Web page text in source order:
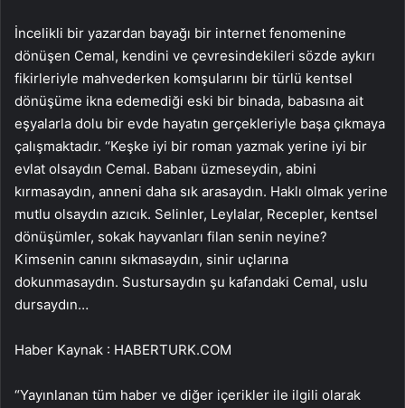
İncelikli bir yazardan bayağı bir internet fenomenine
dönüşen Cemal, kendini ve çevresindekileri sözde aykırı
fikirleriyle mahvederken komşularını bir türlü kentsel
dönüşüme ikna edemediği eski bir binada, babasına ait
eşyalarla dolu bir evde hayatın gerçekleriyle başa çıkmaya
çalışmaktadır. ‘‘Keşke iyi bir roman yazmak yerine iyi bir
evlat olsaydın Cemal. Babanı üzmeseydin, abini
kırmasaydın, anneni daha sık arasaydın. Haklı olmak yerine
mutlu olsaydın azıcık. Selinler, Leylalar, Recepler, kentsel
dönüşümler, sokak hayvanları filan senin neyine?
Kimsenin canını sıkmasaydın, sinir uçlarına
dokunmasaydın. Sustursaydın şu kafandaki Cemal, uslu
dursaydın…
Haber Kaynak : HABERTURK.COM
“Yayınlanan tüm haber ve diğer içerikler ile ilgili olarak